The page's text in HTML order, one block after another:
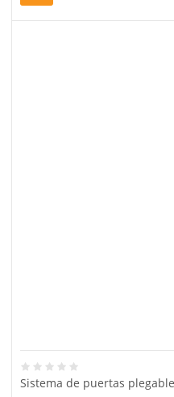
Sistema de puertas